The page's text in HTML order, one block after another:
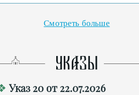
Смотреть больше
УКАЗЫ
Указ 20 от 22.07.2026